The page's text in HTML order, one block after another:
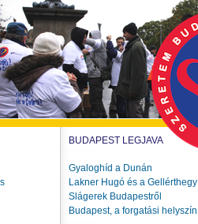
BUDAPEST LEGJAVA
Gyaloghíd a Dunán
Lakner Hugó és a Gellérthegy
Slágerek Budapestről
Budapest, a forgatási helyszín